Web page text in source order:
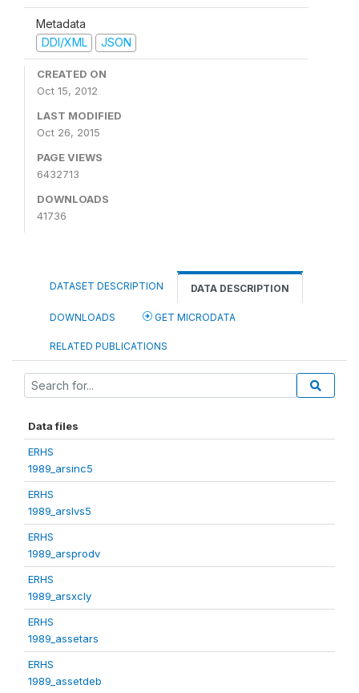
Metadata
DDI/XML
JSON
CREATED ON
Oct 15, 2012
LAST MODIFIED
Oct 26, 2015
PAGE VIEWS
6432713
DOWNLOADS
41736
DATASET DESCRIPTION DATA DESCRIPTION
DOWNLOADS GET MICRODATA
RELATED PUBLICATIONS
Data files
ERHS
1989_arsinc5
ERHS
1989_arslvs5
ERHS
1989_arsprodv
ERHS
1989_arsxcly
ERHS
1989_assetars
ERHS
1989_assetdeb